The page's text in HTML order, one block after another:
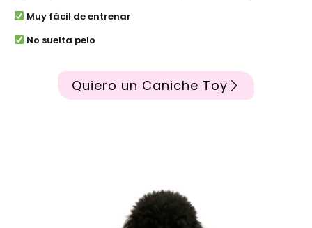
Muy fácil de entrenar
No suelta pelo
Quiero un Caniche Toy